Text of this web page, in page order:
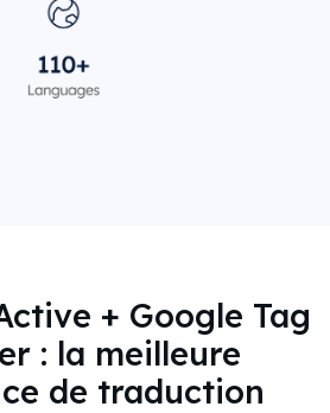
+ Google Tag
: la meilleure
de traduction